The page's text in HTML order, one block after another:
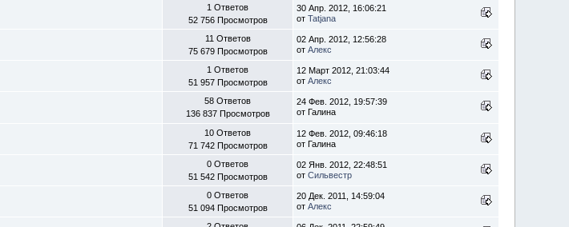
1 Ответов
52 756 Просмотров
30 Апр. 2012, 16:06:21
отTatjana
11 Ответов
75 679 Просмотров
02 Апр. 2012, 12:56:28
отАлекс
1 Ответов
51 957 Просмотров
12 Март 2012, 21:03:44
отАлекс
58 Ответов
136 837 Просмотров
24 Фев. 2012, 19:57:39
от Галина
10 Ответов
71 742 Просмотров
12 Фев. 2012, 09:46:18
от Галина
0 Ответов
51 542 Просмотров
02 Янв. 2012, 22:48:51
отСильвестр
0 Ответов
51 094 Просмотров
20 Дек. 2011, 14:59:04
отАлекс